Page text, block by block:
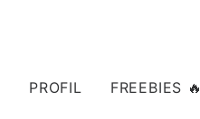
PROFIL FREEBIES 🔥